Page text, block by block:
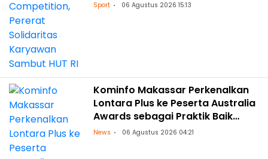
Sport 06 Agustus 2026 15:13
Kominfo Makassar Perkenalkan
Lontara Plus ke Peserta Australia
Awards sebagai Praktik Baik
Transformasi Digital
News 06 Agustus 2026 04:21